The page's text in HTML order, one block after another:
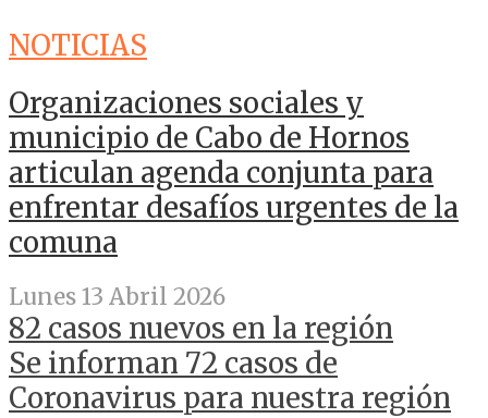
NOTICIAS
Organizaciones sociales y
municipio de Cabo de Hornos
articulan agenda conjunta para
enfrentar desafíos urgentes de la
comuna
Lunes 13 Abril 2026
82 casos nuevos en la región
Se informan 72 casos de
Coronavirus para nuestra región